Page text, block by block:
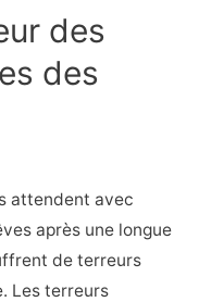
des
des
attendent avec
après une longue
de terreurs
Les terreurs